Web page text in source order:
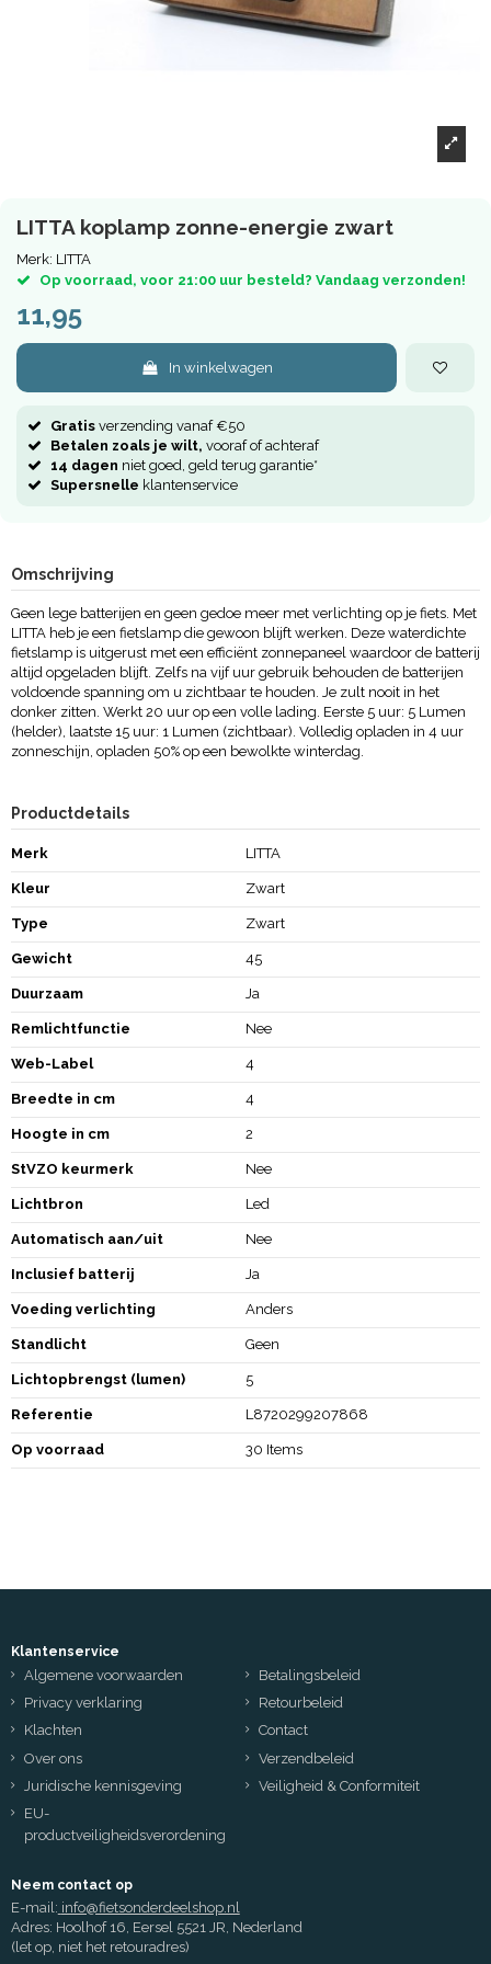
LITTA koplamp zonne-energie zwart
Merk: LITTA
Op voorraad, voor 21:00 uur besteld? Vandaag verzonden!
11,95
In winkelwagen
Gratis verzending vanaf €50
Betalen zoals je wilt, vooraf of achteraf
14 dagen niet goed, geld terug garantie*
Supersnelle klantenservice
Omschrijving
Geen lege batterijen en geen gedoe meer met verlichting op je fiets. Met
LITTA heb je een fietslamp die gewoon blijft werken. Deze waterdichte
fietslamp is uitgerust met een efficiënt zonnepaneel waardoor de batterij
altijd opgeladen blijft. Zelfs na vijf uur gebruik behouden de batterijen
voldoende spanning om u zichtbaar te houden. Je zult nooit in het
donker zitten. Werkt 20 uur op een volle lading. Eerste 5 uur: 5 Lumen
(helder), laatste 15 uur: 1 Lumen (zichtbaar). Volledig opladen in 4 uur
zonneschijn, opladen 50% op een bewolkte winterdag.
Productdetails
Merk LITTA
Kleur Zwart
Type Zwart
Gewicht 45
Duurzaam Ja
Remlichtfunctie Nee
Web-Label 4
Breedte in cm 4
Hoogte in cm 2
StVZO keurmerk Nee
Lichtbron Led
Automatisch aan/uit Nee
Inclusief batterij Ja
Voeding verlichting Anders
Standlicht Geen
Lichtopbrengst (lumen) 5
Referentie L8720299207868
Op voorraad 30 Items
Klantenservice
Algemene voorwaarden
Betalingsbeleid
Privacy verklaring
Retourbeleid
Klachten
Contact
Over ons
Verzendbeleid
Juridische kennisgeving
Veiligheid & Conformiteit
EU-
productveiligheidsverordening
Neem contact op
E-mail: info@fietsonderdeelshop.nl
Adres: Hoolhof 16, Eersel 5521 JR, Nederland
(let op, niet het retouradres)